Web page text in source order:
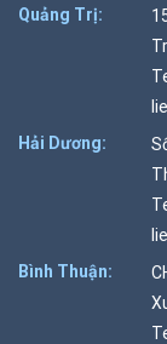
Quảng Trị:
Hải Dương:
Bình Thuận: